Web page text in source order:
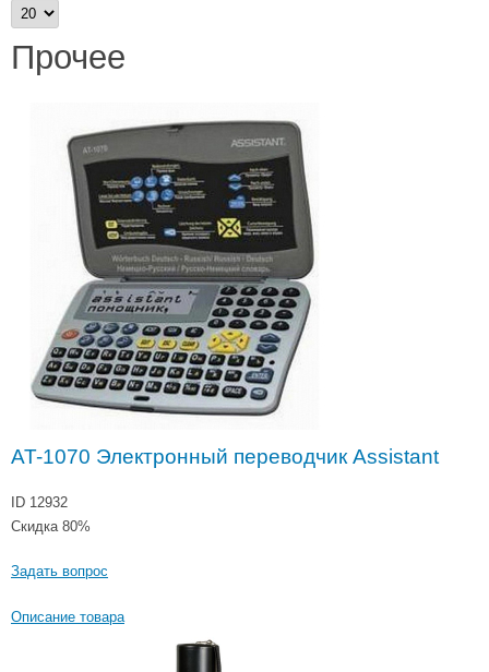
Прочее
AT-1070 Электронный переводчик Assistant
ID 12932
Скидка 80%
Задать вопрос
Описание товара